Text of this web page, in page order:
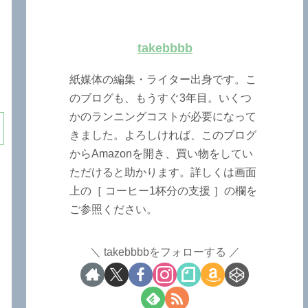
takebbbb
紙媒体の編集・ライター出身です。こ
のブログも、もうすぐ3年目。いくつ
かのランニングコストが必要になって
きました。よろしければ、このブログ
からAmazonを開き、買い物をしてい
ただけると助かります。詳しくは画面
上の［ コーヒー1杯分の支援 ］の欄を
ご参照ください。
takebbbbをフォローする